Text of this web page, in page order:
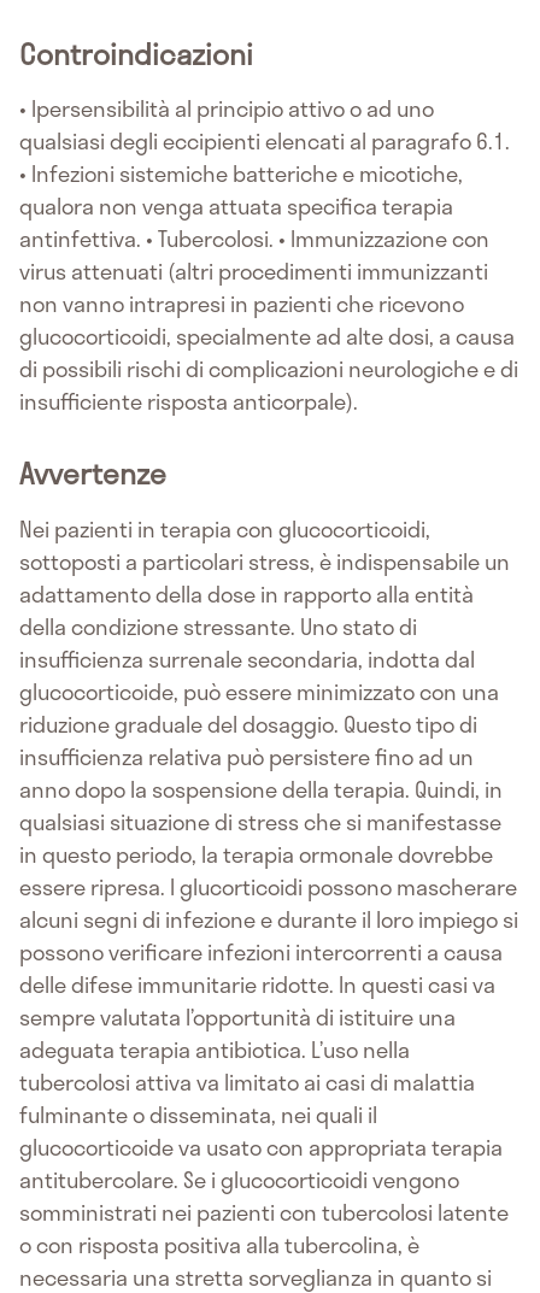
Controindicazioni
• Ipersensibilità al principio attivo o ad uno
qualsiasi degli eccipienti elencati al paragrafo 6.1.
• Infezioni sistemiche batteriche e micotiche,
qualora non venga attuata specifica terapia
antinfettiva. • Tubercolosi. • Immunizzazione con
virus attenuati (altri procedimenti immunizzanti
non vanno intrapresi in pazienti che ricevono
glucocorticoidi, specialmente ad alte dosi, a causa
di possibili rischi di complicazioni neurologiche e di
insufficiente risposta anticorpale).
Avvertenze
Nei pazienti in terapia con glucocorticoidi,
sottoposti a particolari stress, è indispensabile un
adattamento della dose in rapporto alla entità
della condizione stressante. Uno stato di
insufficienza surrenale secondaria, indotta dal
glucocorticoide, può essere minimizzato con una
riduzione graduale del dosaggio. Questo tipo di
insufficienza relativa può persistere fino ad un
anno dopo la sospensione della terapia. Quindi, in
qualsiasi situazione di stress che si manifestasse
in questo periodo, la terapia ormonale dovrebbe
essere ripresa. I glucorticoidi possono mascherare
alcuni segni di infezione e durante il loro impiego si
possono verificare infezioni intercorrenti a causa
delle difese immunitarie ridotte. In questi casi va
sempre valutata l’opportunità di istituire una
adeguata terapia antibiotica. L’uso nella
tubercolosi attiva va limitato ai casi di malattia
fulminante o disseminata, nei quali il
glucocorticoide va usato con appropriata terapia
antitubercolare. Se i glucocorticoidi vengono
somministrati nei pazienti con tubercolosi latente
o con risposta positiva alla tubercolina, è
necessaria una stretta sorveglianza in quanto si